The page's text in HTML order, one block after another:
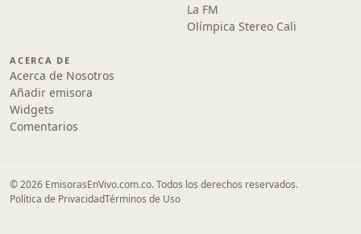
La FM
Olímpica Stereo Cali
ACERCA DE
Acerca de Nosotros
Añadir emisora
Widgets
Comentarios
© 2026 EmisorasEnVivo.com.co. Todos los derechos reservados.
Política de PrivacidadTérminos de Uso